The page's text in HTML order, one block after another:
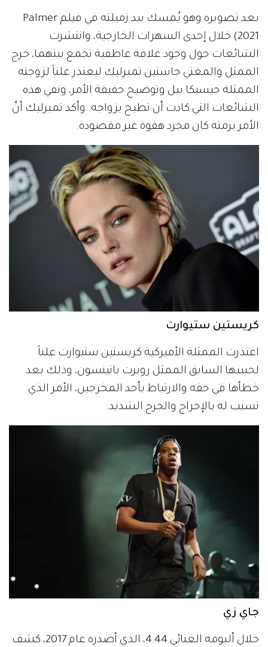
بعد تصويره وهو يُمسك بيد زميلته في فيلم Palmer
(2021 خلال إحدى السهرات الخارجية، وانتشرت
الشائعات حول وجود علاقة عاطفية تجمع بينهما، خرج
الممثل والمغني جاستين تمبرليك ليعتذر علناً لزوجته
الممثلة جيسيكا بيل وتوضيح حقيقة الأمر، ونفي هذه
الشائعات التي كادت أن تطيح بزواجه. وأكد تمبرليك أنَّ
الأمر برمته كان مجرد هفوة غير مقصودة.
كريستين ستيوارت
اعتذرت الممثلة الأميركية كريستين ستيوارت علناً
لحبيبها السابق الممثل روبرت باتينسون، وذلك بعد
خطأها في حقه والارتباط بأحد المخرجين، الأمر الذي
تسبب له بالإحراج والجرح الشديد.
جاي زي
خلال ألبومه الغنائي 4:44، الذي أصدره عام 2017، كشف